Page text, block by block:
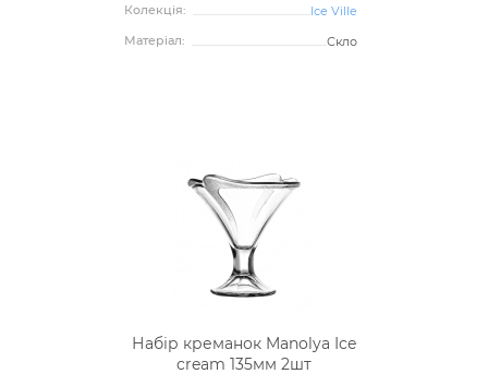
Колекція:
Ice Ville
Матеріал:
Скло
Набір креманок Manolya Ice
cream 135мм 2шт